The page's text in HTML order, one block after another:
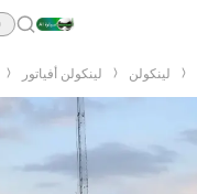
لينكولن لينكولن أفياتور